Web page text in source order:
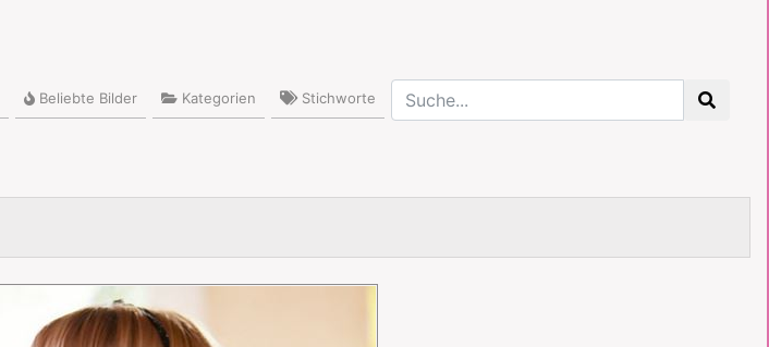
Beliebte Bilder Kategorien Stichworte